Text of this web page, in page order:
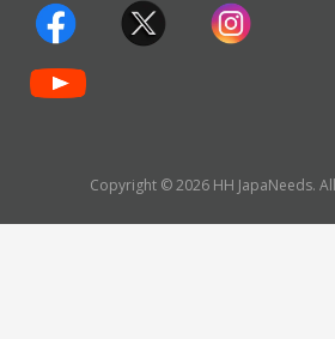
Copyright © 2026 HH JapaNeeds.